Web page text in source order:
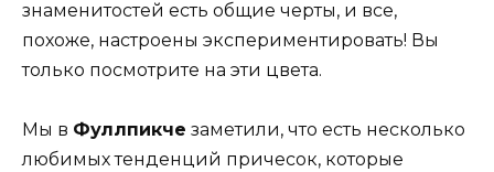
знаменитостей есть общие черты, и все,
похоже, настроены экспериментировать! Вы
только посмотрите на эти цвета.
Мы в Фуллпикче заметили, что есть несколько
любимых тенденций причесок, которые